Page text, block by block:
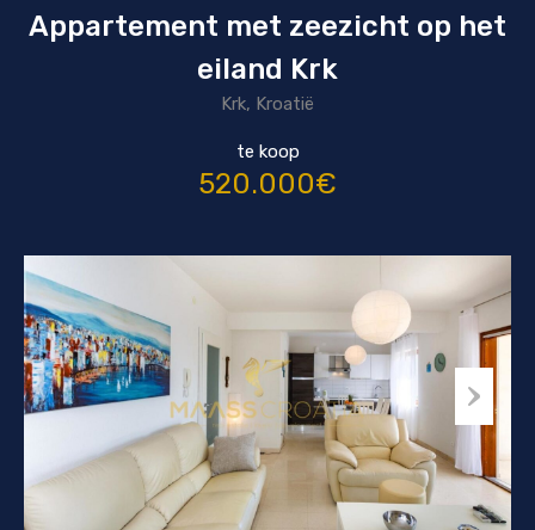
Appartement met zeezicht op het
eiland Krk
Krk, Kroatië
te koop
520.000€